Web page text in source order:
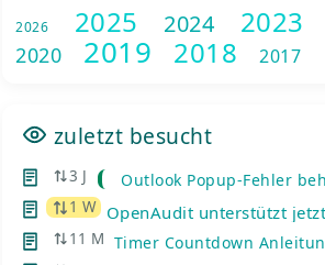
2026 2025 2024 2023
2020
2019 2018 2017
zuletzt besucht
3 J Outlook Popup-Fehler
1 W OpenAudit unterstützt
11 M Timer Countdown